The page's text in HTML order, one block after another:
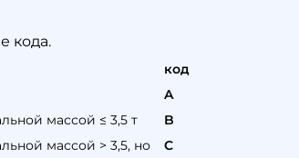
кода.
код
A
массой ≤ 3,5 т
B
массой > 3,5, но
C